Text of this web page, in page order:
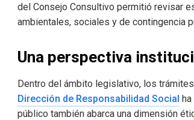
del Consejo Consultivo permitió revisar
ambientales, sociales y de contingencia
Una perspectiva
Dentro del ámbito legislativo, los
Dirección de Responsabilidad Social
público también abarca una dimensión